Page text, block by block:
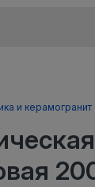
и керамогранит